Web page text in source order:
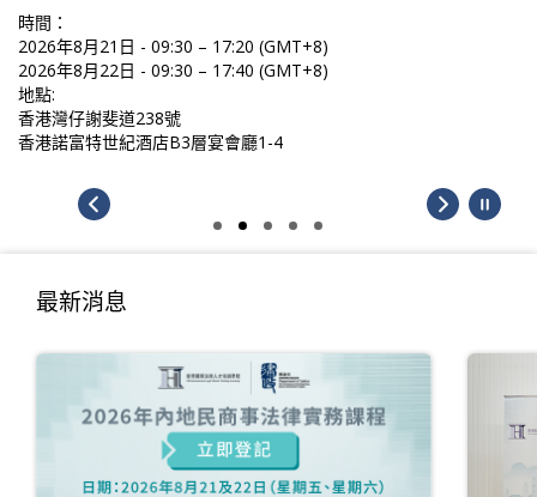
時間：
2026年8月21日 - 09:30 – 17:20 (GMT+8)
2026年8月22日 - 09:30 – 17:40 (GMT+8)
地點:
香港灣仔謝斐道238號
香港諾富特世紀酒店B3層宴會廳1-4
最新消息